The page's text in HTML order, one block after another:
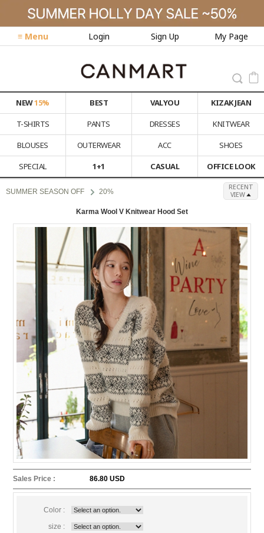
≡ Menu Login Sign Up My Page
NEW15% BEST VALYOU
KIZAK JEAN
T-SHIRTS
PANTS DRESSES
KNITWEAR
BLOUSES
OUTERWEAR ACC
SHOES
SPECIAL
1+1 CASUAL OFFICE LOOK
SUMMER SEASON OFF 20%
RECENT
VIEW
Karma Wool V Knitwear Hood Set
Sales Price : 86.80 USD
Color :
size :